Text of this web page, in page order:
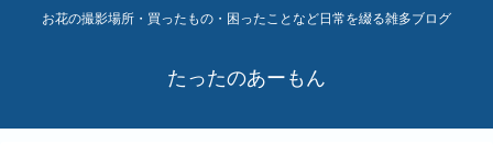
お花の撮影場所・買ったもの・困ったことなど日常を綴る雑多ブログ
たったのあーもん